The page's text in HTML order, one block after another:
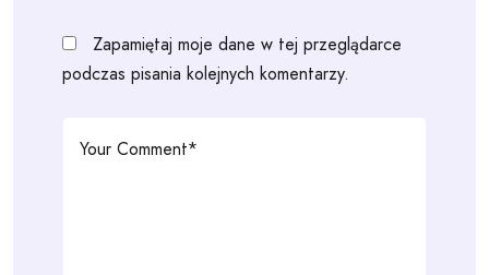
Zapamiętaj moje dane w tej przeglądarce
podczas pisania kolejnych komentarzy.